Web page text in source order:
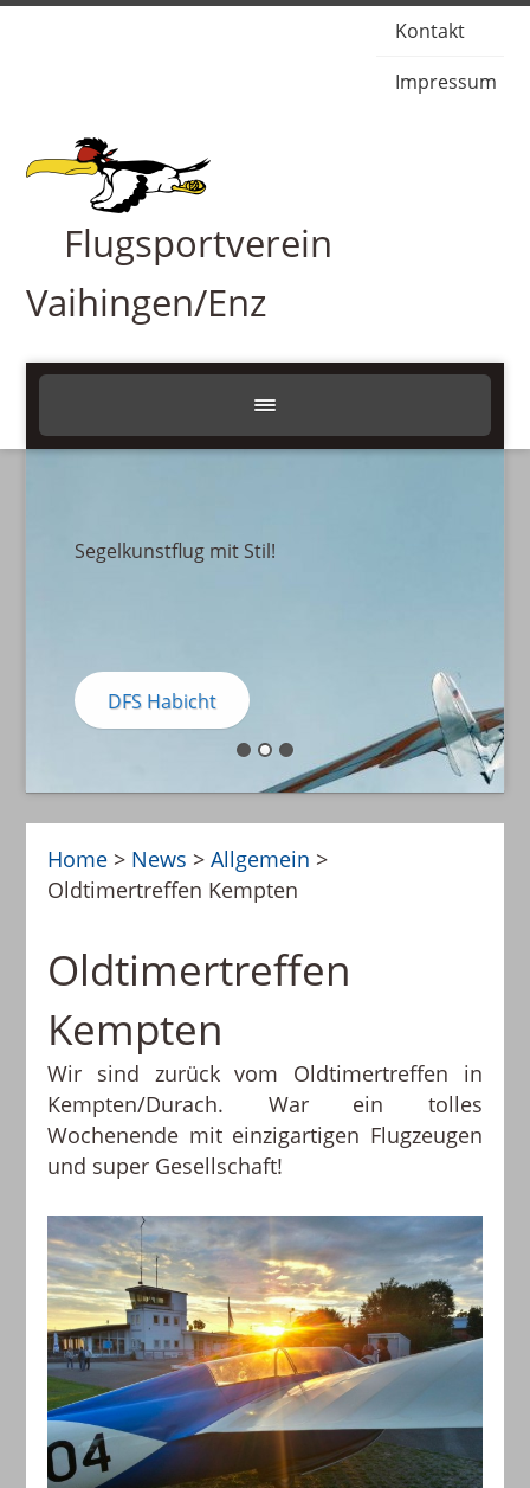
Kontakt
Impressum
Flugsportverein
Vaihingen/Enz
Segelkunstflug mit Stil!
DFS Habicht
Home > News > Allgemein >
Oldtimertreffen Kempten
Oldtimertreffen
Kempten
Wir sind zurück vom Oldtimertreffen in
Kempten/Durach. War ein tolles
Wochenende mit einzigartigen Flugzeugen
und super Gesellschaft!